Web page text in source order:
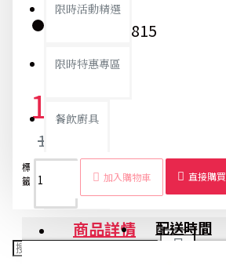
限時活動精選
限時特惠專區
餐飲廚具
銅板精選
9815
17元
18元
加入購物車 直接購買
標
籤：
禮品
乃馨
皂
花
乃馨
商品詳情 配送時間